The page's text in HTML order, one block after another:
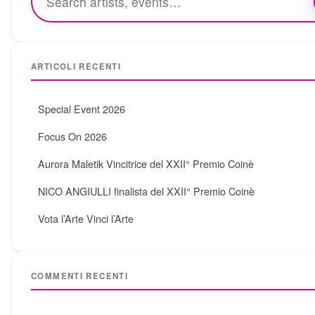
ARTICOLI RECENTI
Special Event 2026
Focus On 2026
Aurora Maletik Vincitrice del XXII° Premio Coinè
NICO ANGIULLI finalista del XXII° Premio Coinè
Vota l’Arte Vinci l’Arte
COMMENTI RECENTI